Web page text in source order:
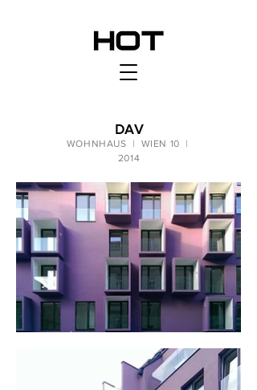
DAV
WOHNHAUS | WIEN 10 |
2014